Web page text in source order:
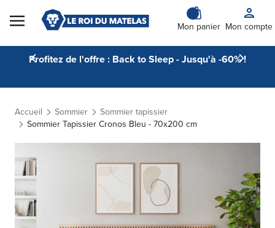
Skip to Content
Mon panier Mon compte
Profitez de l'offre : Back to Sleep - Jusqu'à -60% !
Accueil Sommier
Sommier tapissier
Sommier Tapissier Cronos Bleu - 70x200 cm